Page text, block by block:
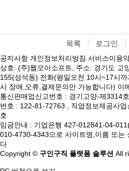
목록 로그인
공지사항 개인정보처리방침 서비스이용
상호: (주)웹모아소프트, 주소: 경기도 고
155(성석동) 전화(평일오전 10시~17시
시 장애,오류,결제문의만 가능합니다) 이
통신판매업신고번호 : 경기고양-제3314
번호 : 122-81-72763 , 직업정보제공사
호
임금안내 : 기업은행 427-012841-04-
010-4730-4343으로 사이트명,이름 또는
다
Copyright © 구인구직 플랫폼 솔루션 All